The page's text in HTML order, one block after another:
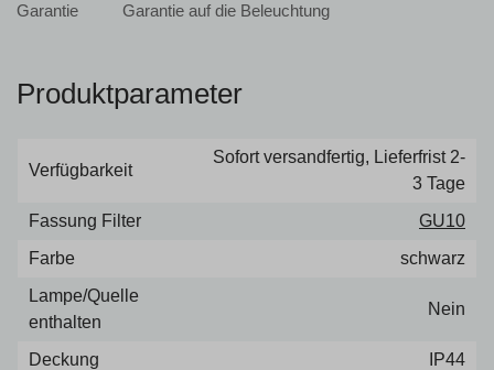
Garantie auf die Beleuchtung
Produktparameter
Verfügbarkeit
Sofort versandfertig, Lieferfrist 2-
3 Tage
Fassung Filter
GU10
Farbe
schwarz
Lampe/Quelle
enthalten
Nein
Deckung
IP44